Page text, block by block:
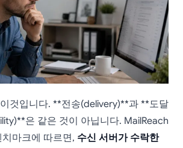
것입니다. **전송(delivery)**과 **도달
은 같은 것이 아닙니다. MailReach
마크에 따르면, 수신 서버가 수락한